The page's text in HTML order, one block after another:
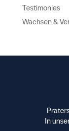
Testimonies
Wachsen &
In